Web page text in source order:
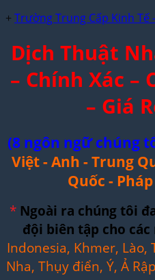
+ Trường Trung Cấp Kinh Tế
Dịch Thuật
– Chính Xác –
– Giá
(8 ngôn ngữ chúng
Việt - Anh - Trung
Quốc -
* Ngoài ra chúng tôi
đội biên tập cho
Indonesia, Khmer, Lào,
Nha, Thụy điển, Ý, Ả